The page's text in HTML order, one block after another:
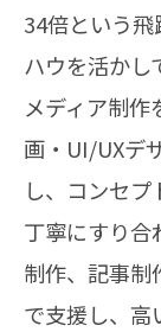
34倍という
ハウを活かし
メディア制作
画・UI/UXデ
し、コンセ
丁寧にすり合
制作、記事制
で支援し、高